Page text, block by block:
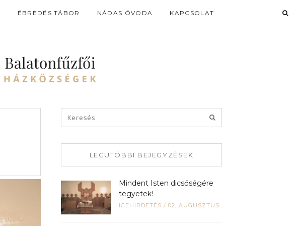
ÉBREDÉS TÁBOR NÁDAS ÓVODA KAPCSOLAT
LEGUTÓBBI BEJEGYZÉSEK
Mindent Isten dicsőségére
tegyetek!
IGEHIRDETÉS / 02, AUGUSZTUS